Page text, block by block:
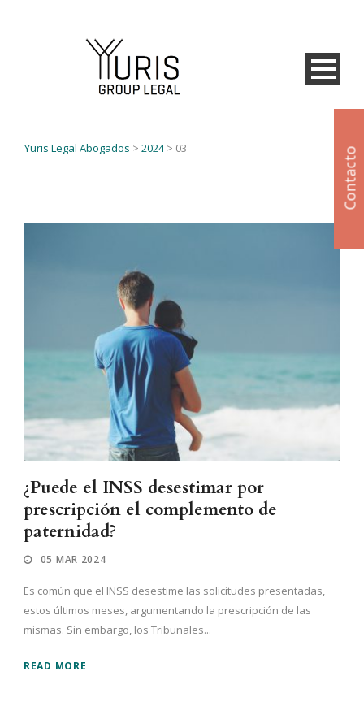
Yuris Legal Abogados > 2024> 03
¿Puede el INSS desestimar por
prescripción el complemento de
paternidad?
05 MAR 2024
Es común que el INSS desestime las solicitudes presentadas,
estos últimos meses, argumentando la prescripción de las
mismas. Sin embargo, los Tribunales...
READ MORE
Contacto